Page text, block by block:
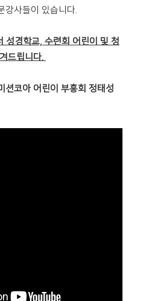
강사들이 있습니다.
성경학교, 수련회 어린이 및 청
드립니다.
코아 어린이 부흥회 정태성